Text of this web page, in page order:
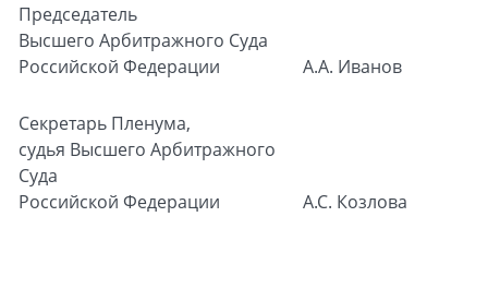
Председатель
Высшего Арбитражного Суда
Российской Федерации
А.А. Иванов
Секретарь Пленума,
судья Высшего Арбитражного
Суда
Российской Федерации
А.С. Козлова